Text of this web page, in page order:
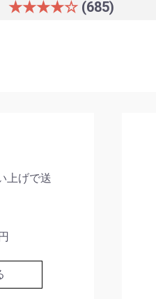
★★★★☆ (685)
上げで送